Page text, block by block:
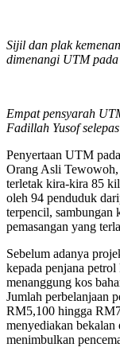
Sijil dan plak
dimenangi UTM
Empat pensyarah
Fadillah Yusof
Penyertaan UTM
Orang Asli Tewowoh,
terletak kira-kira 85
oleh 94 penduduk
terpencil, sambungan
pemasangan yang
Sebelum adanya
kepada penjana
menanggung kos
Jumlah perbelanjaan
RM5,100 hingga
menyediakan bekalan
menimbulkan